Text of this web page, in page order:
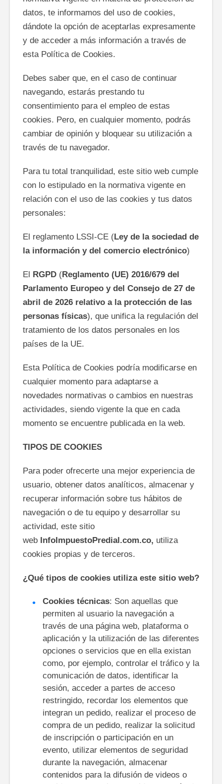
datos, te informamos del uso de cookies,
dándote la opción de aceptarlas expresamente
y de acceder a más información a través de
esta Política de Cookies.
Debes saber que, en el caso de continuar
navegando, estarás prestando tu
consentimiento para el empleo de estas
cookies. Pero, en cualquier momento, podrás
cambiar de opinión y bloquear su utilización a
través de tu navegador.
Para tu total tranquilidad, este sitio web cumple
con lo estipulado en la normativa vigente en
relación con el uso de las cookies y tus datos
personales:
El reglamento LSSI-CE (Ley de la sociedad de
la información y del comercio electrónico)
El RGPD (Reglamento (UE) 2016/679 del
Parlamento Europeo y del Consejo de 27 de
abril de 2026 relativo a la protección de las
personas físicas), que unifica la regulación del
tratamiento de los datos personales en los
países de la UE.
Esta Política de Cookies podría modificarse en
cualquier momento para adaptarse a
novedades normativas o cambios en nuestras
actividades, siendo vigente la que en cada
momento se encuentre publicada en la web.
TIPOS DE COOKIES
Para poder ofrecerte una mejor experiencia de
usuario, obtener datos analíticos, almacenar y
recuperar información sobre tus hábitos de
navegación o de tu equipo y desarrollar su
actividad, este sitio
web InfoImpuestoPredial.com.co, utiliza
cookies propias y de terceros.
¿Qué tipos de cookies utiliza este sitio web?
Cookies técnicas: Son aquellas que
permiten al usuario la navegación a
través de una página web, plataforma o
aplicación y la utilización de las diferentes
opciones o servicios que en ella existan
como, por ejemplo, controlar el tráfico y la
comunicación de datos, identificar la
sesión, acceder a partes de acceso
restringido, recordar los elementos que
integran un pedido, realizar el proceso de
compra de un pedido, realizar la solicitud
de inscripción o participación en un
evento, utilizar elementos de seguridad
durante la navegación, almacenar
contenidos para la difusión de videos o